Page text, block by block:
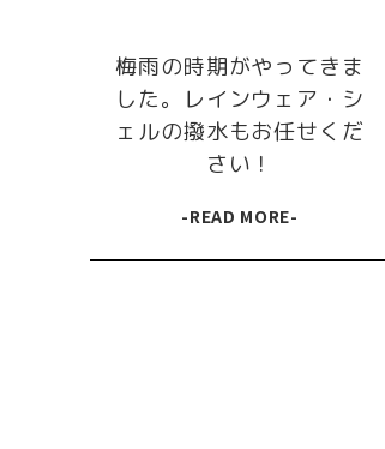
梅雨の時期がやってきま
した。レインウェア・シ
ェルの撥水もお任せくだ
さい！
-READ MORE-